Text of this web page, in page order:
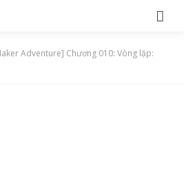
Adventure] Chương 010: Vòng lặp: